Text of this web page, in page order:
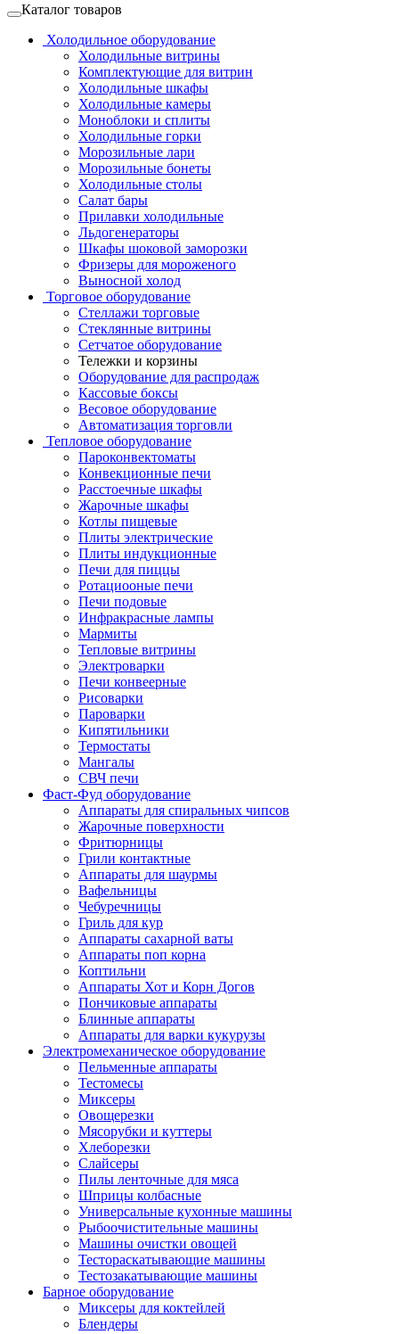
Каталог товаров
Холодильное оборудование
Холодильные витрины
Комплектующие для витрин
Холодильные шкафы
Холодильные камеры
Моноблоки и сплиты
Холодильные горки
Морозильные лари
Морозильные бонеты
Холодильные столы
Салат бары
Прилавки холодильные
Льдогенераторы
Шкафы шоковой заморозки
Фризеры для мороженого
Выносной холод
Торговое оборудование
Стеллажи торговые
Стеклянные витрины
Сетчатое оборудование
Тележки и корзины
Оборудование для распродаж
Кассовые боксы
Весовое оборудование
Автоматизация торговли
Тепловое оборудование
Пароконвектоматы
Конвекционные печи
Расстоечные шкафы
Жарочные шкафы
Котлы пищевые
Плиты электрические
Плиты индукционные
Печи для пиццы
Ротациооные печи
Печи подовые
Инфракрасные лампы
Мармиты
Тепловые витрины
Электроварки
Печи конвеерные
Рисоварки
Пароварки
Кипятильники
Термостаты
Мангалы
СВЧ печи
Фаст-Фуд оборудование
Аппараты для спиральных чипсов
Жарочные поверхности
Фритюрницы
Грили контактные
Аппараты для шаурмы
Вафельницы
Чебуречницы
Гриль для кур
Аппараты сахарной ваты
Аппараты поп корна
Коптильни
Аппараты Хот и Корн Догов
Пончиковые аппараты
Блинные аппараты
Аппараты для варки кукурузы
Электромеханическое оборудование
Пельменные аппараты
Тестомесы
Миксеры
Овощерезки
Мясорубки и куттеры
Хлеборезки
Слайсеры
Пилы ленточные для мяса
Шприцы колбасные
Универсальные кухонные машины
Рыбоочистительные машины
Машины очистки овощей
Тестораскатывающие машины
Тестозакатывающие машины
Барное оборудование
Миксеры для коктейлей
Блендеры